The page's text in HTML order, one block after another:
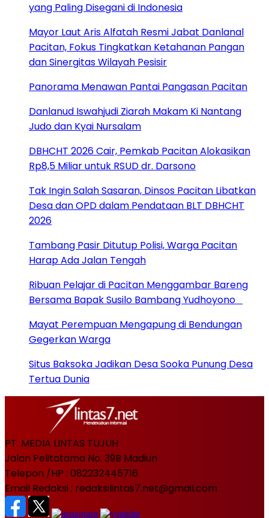
yang Paling Disegani di Indonesia
Mayor Laut Aris Alfatah Resmi Jabat Danlanal
Pacitan, Fokus Tingkatkan Ketahanan Pangan
dan Sinergitas Wilayah Pesisir
Panorama Menawan Pantai Pangasan Pacitan
Danlanud Iswahjudi Ziarah Makam Ki Nantang
Judo dan Kyai Nursalam
DBHCHT 2026 Cair, Pemkab Pacitan Alokasikan
Rp8,5 Miliar untuk RSUD dr. Darsono
Tak Ingin Salah Sasaran, Dinsos Pacitan Libatkan
Desa dan OPD dalam Pendataan BLT DBHCHT
2026
Tambang Pasir Ditutup Polisi, Warga Pacitan
Harap Ada Jalan Tengah
Ribuan Pelajar di Pacitan Menggambar Bareng
Bersama Bapak Susilo Bambang Yudhoyono
Mayat Perempuan Mengapung di Bendungan
Gegerkan Warga
Situs Baksoka Jadikan Desa Sooka Punung Desa
Tertua Dunia
PT. MEDIA LINTAS TUJUH
Jalan Pelitatama No. 39B Madiun
Telepon /HP : 082232445716
Email Redaksi : redaksilintas7.net@gmail.com